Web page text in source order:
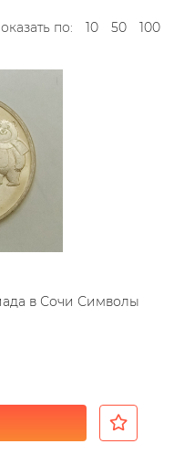
по: 10 50 100
в Сочи Символы